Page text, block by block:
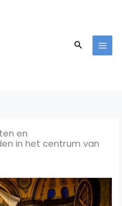
Zoeken
en
in het centrum van